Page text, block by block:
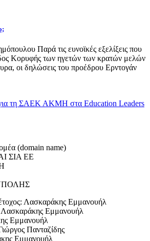
Παρά τις ευνοϊκές εξελίξεις που
Κορυφής των ηγετών των κρατών μελών
οι δηλώσεις του προέδρου Ερντογάν
για τη ΣΑΕΚ ΑΚΜΗ στα Education Leaders
(domain name)
ΣΙΑ ΕΕ
Λασκαράκης Εμμανουήλ
Εμμανουήλ
Εμμανουήλ
Πανταζίδης
Εμμανουήλ